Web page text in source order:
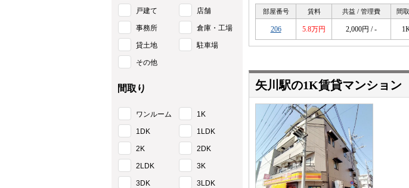
部屋番号 賃料 共益 / 管理費 間
206 5.8万円 2,000円 / -
矢川駅の1K賃貸マンション
戸建て 店舗
事務所 倉庫・工場
貸土地 駐車場
その他
間取り
ワンルーム 1K
1DK 1LDK
2K 2DK
2LDK 3K
3DK 3LDK